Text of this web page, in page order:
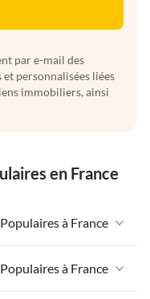
par e-mail des
personnalisées liées
immobiliers, ainsi
en France
à France
à France